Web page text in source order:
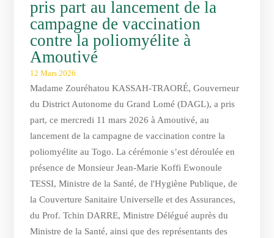
pris part au lancement de la
campagne de vaccination
contre la poliomyélite à
Amoutivé
12 Mars 2026
Madame Zouréhatou KASSAH-TRAORÉ, Gouverneur
du District Autonome du Grand Lomé (DAGL), a pris
part, ce mercredi 11 mars 2026 à Amoutivé, au
lancement de la campagne de vaccination contre la
poliomyélite au Togo. La cérémonie s’est déroulée en
présence de Monsieur Jean-Marie Koffi Ewonoule
TESSI, Ministre de la Santé, de l'Hygiène Publique, de
la Couverture Sanitaire Universelle et des Assurances,
du Prof. Tchin DARRE, Ministre Délégué auprès du
Ministre de la Santé, ainsi que des représentants des